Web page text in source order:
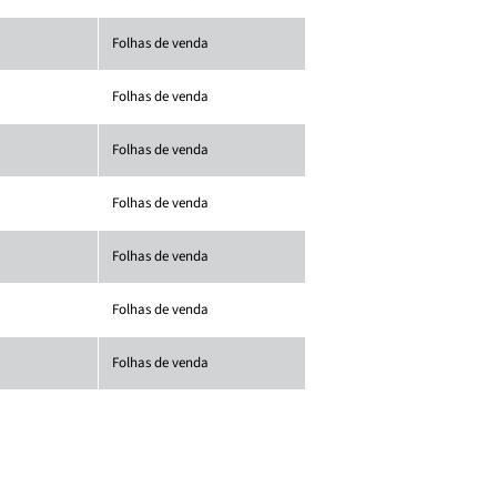
Folhas de venda
Folhas de venda
Folhas de venda
Folhas de venda
Folhas de venda
Folhas de venda
Folhas de venda